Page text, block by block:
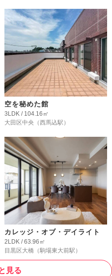
空を秘めた館
3LDK / 104.16㎡
大田区中央 （西馬込駅）
カレッジ・オブ・デイライト
2LDK / 63.96㎡
目黒区大橋 （駒場東大前駅）
見る